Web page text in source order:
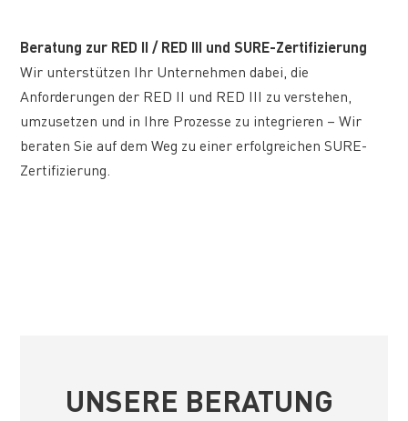
Beratung zur RED II / RED III und SURE-Zertifizierung
Wir unterstützen Ihr Unternehmen dabei, die
Anforderungen der RED II und RED III zu verstehen,
umzusetzen und in Ihre Prozesse zu integrieren – Wir
beraten Sie auf dem Weg zu einer erfolgreichen SURE-
Zertifizierung.
UNSERE BERATUNG